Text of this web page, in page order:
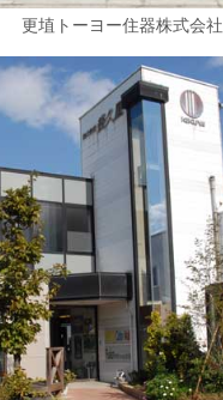
更埴トーヨー住器株式会社